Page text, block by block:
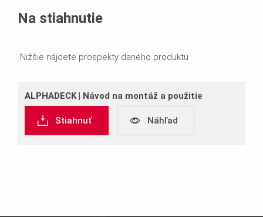
Na stiahnutie
Nižšie nájdete prospekty daného produktu
ALPHADECK | Návod na montáž a použitie
Stiahnuť Náhľad